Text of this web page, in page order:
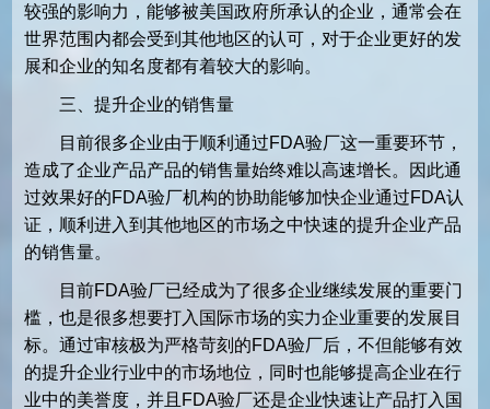
较强的影响力，能够被美国政府所承认的企业，通常会在
世界范围内都会受到其他地区的认可，对于企业更好的发
展和企业的知名度都有着较大的影响。
三、提升企业的销售量
目前很多企业由于顺利通过FDA验厂这一重要环节，
造成了企业产品产品的销售量始终难以高速增长。因此通
过效果好的FDA验厂机构的协助能够加快企业通过FDA认
证，顺利进入到其他地区的市场之中快速的提升企业产品
的销售量。
目前FDA验厂已经成为了很多企业继续发展的重要门
槛，也是很多想要打入国际市场的实力企业重要的发展目
标。通过审核极为严格苛刻的FDA验厂后，不但能够有效
的提升企业行业中的市场地位，同时也能够提高企业在行
业中的美誉度，并且FDA验厂还是企业快速让产品打入国